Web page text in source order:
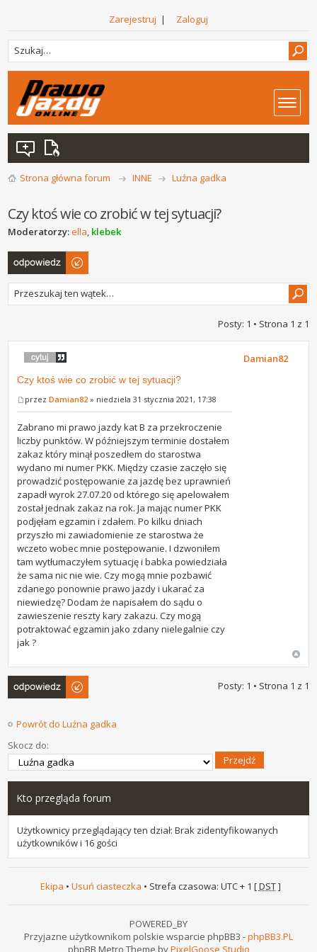
Zarejestruj | Zaloguj
Strona główna forum INNE Luźna gadka
Czy ktoś wie co zrobić w tej sytuacji?
Moderatorzy:ella, klebek
Odpowiedz
Posty: 1 • Strona 1 z 1
Czy ktoś wie co zrobić w tej sytuacji?
przezDamian82 » niedziela 31 stycznia 2021, 17:38
Zabrano mi prawo jazdy kat B za przekroczenie
liczby punktów. W późniejszym terminie dostałem
zakaz który minął poszedłem do starostwa
wydano mi numer PKK. Między czasie zaczęło się
prowadzić postępowanie za jazdę bez uprawnień
zapadł wyrok 27.07.20 od którego się apelowałem
został jednak zakaz na rok. Ja mając numer PKK
podjęłam egzamin i zdałem. Po kilku dniach
przyszło mi zawiadomienie ze starostwa że
wczeto wobec mnie postępowanie. I dzwoniłem
tam wytłumaczyłem sytuację i babka powiedziała
że sama nic nie wie. Czy mogą mnie pozbawić
zdanego ponownie prawo jazdy i ukarać za
niewiedzę? Dodam że napisałem do sądu o
zawieszenie reszty kary zakazu. Czy mogą
potraktować egzamin jako zdany nielegalnie czy
jak ?
Damian82
Odpowiedz
Posty: 1 • Strona 1 z 1
Powrót do Luźna gadka
Skocz do:
Kto przegląda forum
Użytkownicy przeglądający ten dział: Brak zidentyfikowanych
użytkowników i 16 gości
Ekipa • Usuń ciasteczka • Strefa czasowa: UTC + 1 [DST]
POWERED_BY
Przyjazne użytkownikom polskie wsparcie phpBB3 -phpBB3.PL
phpBB Metro Theme byPixelGoose Studio